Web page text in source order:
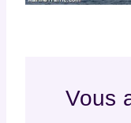
Vous